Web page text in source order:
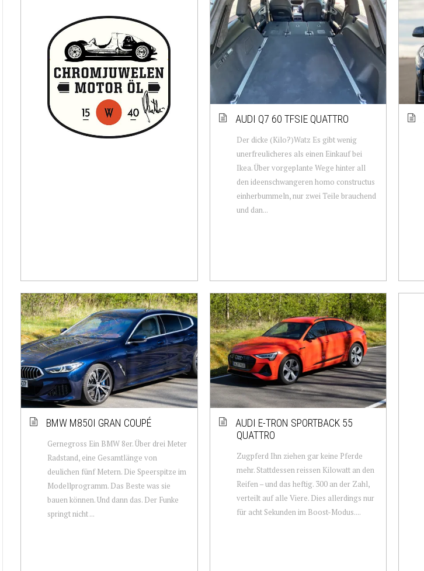
AUDI Q7 60 TFSIE QUATTRO
Der dicke (Kilo?)Watz Es gibt wenig
unerfreulicheres als einen Einkauf bei
Ikea. Über vorgeplante Wege hinter all
den ideenschwangeren homo constructus
einherbummeln, nur zwei Teile brauchend
und dan...
BMW M850I GRAN COUPÉ
Gernegross Ein BMW 8er. Über drei Meter
Radstand, eine Gesamtlänge von
deulichen fünf Metern. Die Speerspitze im
Modellprogramm. Das Beste was sie
bauen können. Und dann das. Der Funke
springt nicht ...
AUDI E-TRON SPORTBACK 55
QUATTRO
Zugpferd Ihn ziehen gar keine Pferde
mehr. Stattdessen reissen Kilowatt an den
Reifen – und das heftig. 300 an der Zahl,
verteilt auf alle Viere. Dies allerdings nur
für acht Sekunden im Boost-Modus....